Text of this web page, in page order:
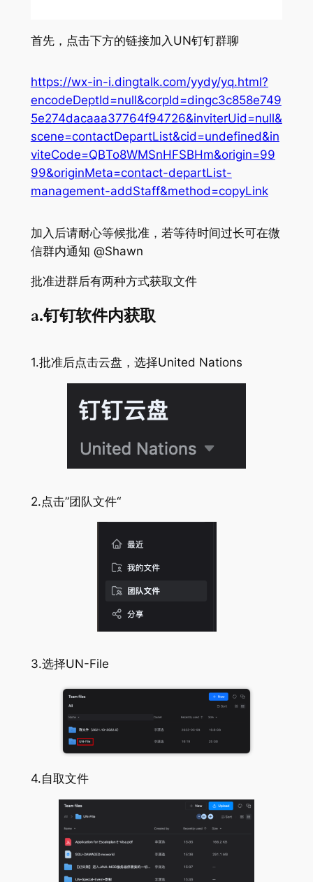
首先，点击下方的链接加入UN钉钉群聊
https://wx-in-i.dingtalk.com/yydy/yq.html?
encodeDeptId=null&corpId=dingc3c858e749
5e274dacaaa37764f94726&inviterUid=null&
scene=contactDepartList&cid=undefined&in
viteCode=QBTo8WMSnHFSBHm&origin=99
99&originMeta=contact-departList-
management-addStaff&method=copyLink
加入后请耐心等候批准，若等待时间过长可在微
信群内通知 @Shawn
批准进群后有两种方式获取文件
a.钉钉软件内获取
1.批准后点击云盘，选择United Nations
2.点击”团队文件“
3.选择UN-File
4.自取文件